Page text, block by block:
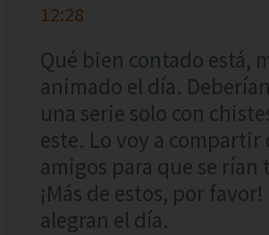
12:28
Qué bien contado está,
animado el día.
una serie solo con
este. Lo voy a compartir
amigos para que se rían
¡Más de estos, por favor!
alegran el día.